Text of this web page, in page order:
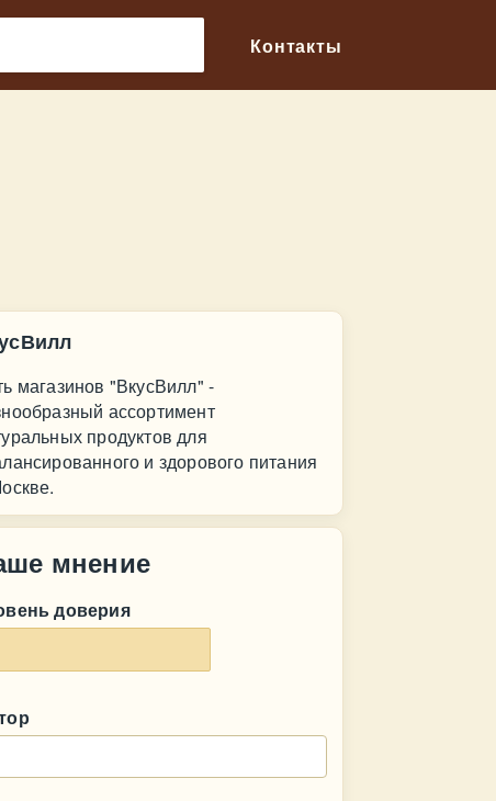
Контакты
магазинов "ВкусВилл" -
ассортимент
продуктов для
и здорового питания
мнение
доверия